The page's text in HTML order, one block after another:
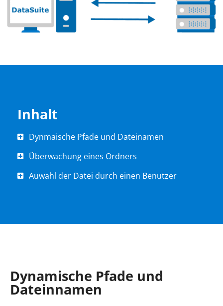
Inhalt
Dynmaische Pfade und Dateinamen
Überwachung eines Ordners
Auwahl der Datei durch einen Benutzer
Dynamische Pfade und
Dateinnamen